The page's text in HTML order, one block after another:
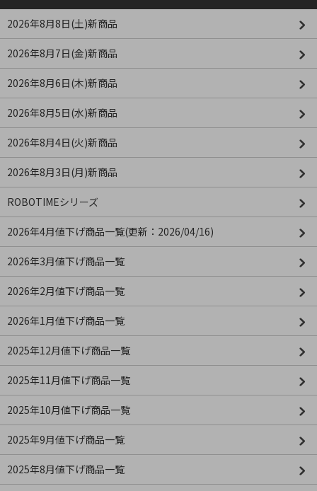
2026年8月8日(土)新商品
2026年8月7日(金)新商品
2026年8月6日(木)新商品
2026年8月5日(水)新商品
2026年8月4日(火)新商品
2026年8月3日(月)新商品
ROBOTIMEシリーズ
2026年4月値下げ商品一覧(更新：2026/04/16)
2026年3月値下げ商品一覧
2026年2月値下げ商品一覧
2026年1月値下げ商品一覧
2025年12月値下げ商品一覧
2025年11月値下げ商品一覧
2025年10月値下げ商品一覧
2025年9月値下げ商品一覧
2025年8月値下げ商品一覧